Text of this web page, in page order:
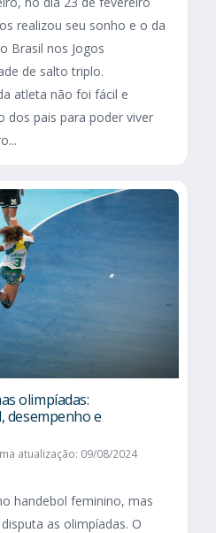
realizou seu sonho e o da
Brasil nos Jogos
de salto triplo.
atleta não foi fácil e
dos pais para poder viver
olimpíadas:
desempenho e
atualização: 09/08/2024
handebol feminino, mas
as olimpíadas. O